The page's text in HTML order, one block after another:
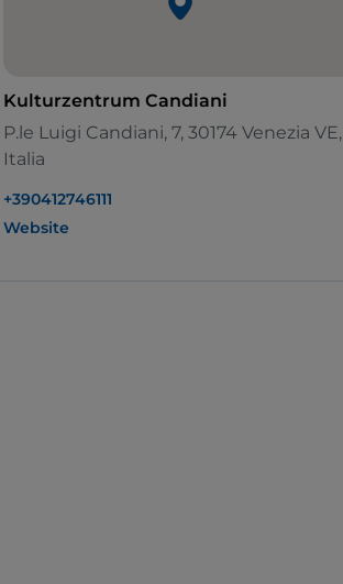
Kulturzentrum Candiani
P.le Luigi Candiani, 7, 30174 Venezia VE,
Italia
+390412746111
Website